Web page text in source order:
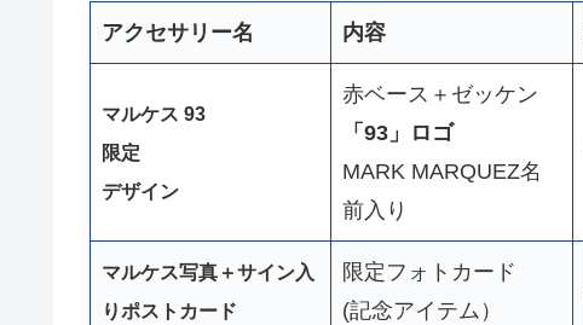
アクセサリー名 内容
マルケス 93
限定
デザイン
赤ベース＋ゼッケン
「93」ロゴ
MARK MARQUEZ名
前入り
マルケス写真＋サイン入
りポストカード
限定フォトカード
(記念アイテム）